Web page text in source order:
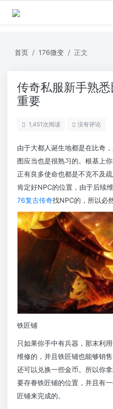
首页 176微变 正文
传奇私服新手熟
重要
1,451 次阅读 没有评论
由于大都人诞生地都是在比奇
图应当也是很熟习的。根基上
正有良多使命也都是不克不及
肯定好NPC的位置，由于后续
76复古传奇找NPC的，所以必
铁匠铺
只如果你手中有兵器，那末利
维修的，并且铁匠铺也能够销
还可以兑换一些金币。所以你
要存眷铁匠铺的位置，并且有
匠铺来完成的。